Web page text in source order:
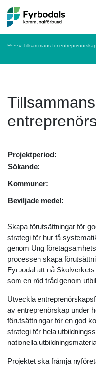
Meny
Hem » Tillsammans för entreprenörskap
Projektperiod:
Sökande:
Kommuner:
Beviljade medel:
Skapa förutsättningar för
strategi för hur få
genom Ung
processen skapa
Fyrbodal att nå
som en röd tråd genom
Utveckla
av entreprenörskap under
förutsättningar för en god
strategi för hela
nationella
Projektet ska främja